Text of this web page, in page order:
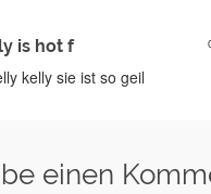
is hot f
kelly sie ist so geil
einen